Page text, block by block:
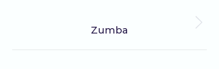
navigazioneAlbum
Zumba